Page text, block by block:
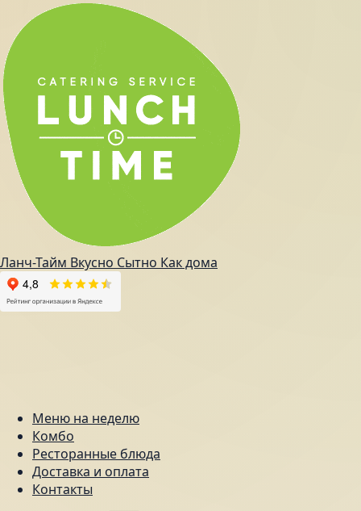
Ланч-Тайм Вкусно Сытно Как дома
Меню на неделю
Комбо
Ресторанные блюда
Доставка и оплата
Контакты